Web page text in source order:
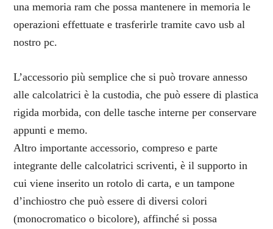
una memoria ram che possa mantenere in memoria le
operazioni effettuate e trasferirle tramite cavo usb al
nostro pc.
L’accessorio più semplice che si può trovare annesso
alle calcolatrici è la custodia, che può essere di plastica
rigida morbida, con delle tasche interne per conservare
appunti e memo.
Altro importante accessorio, compreso e parte
integrante delle calcolatrici scriventi, è il supporto in
cui viene inserito un rotolo di carta, e un tampone
d’inchiostro che può essere di diversi colori
(monocromatico o bicolore), affinché si possa